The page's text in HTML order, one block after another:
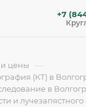
+7
и цены —
(КТ) в
в
и лучезапястного